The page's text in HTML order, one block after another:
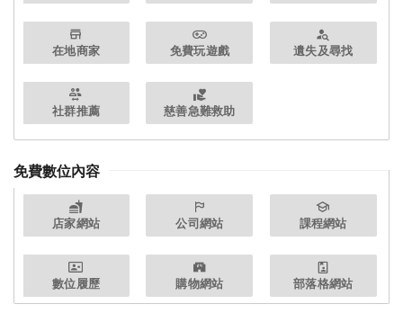
在地商家 免費玩遊戲 遺失及尋找
社群推薦 慈善急難救助
免費數位內容
店家網站 公司網站 課程網站
數位履歷 購物網站 部落格網站